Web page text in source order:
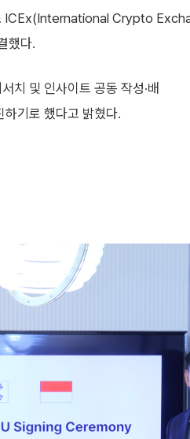
ICEx(International Crypto
했다.
치 및 인사이트 공동 작성·배
기로 했다고 밝혔다.